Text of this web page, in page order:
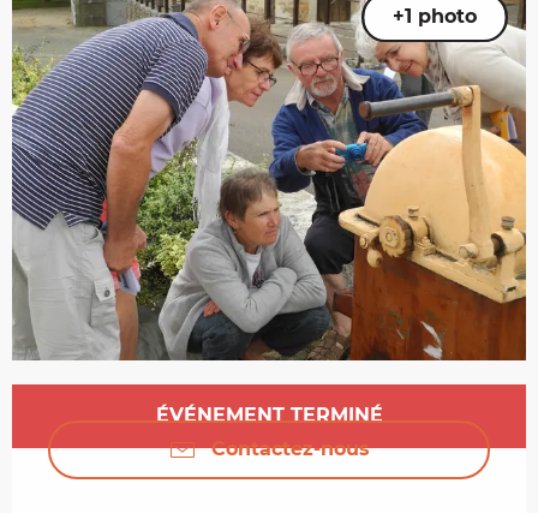
+1 photo
Ouverture et coordonnées
ÉVÉNEMENT TERMINÉ
Contactez-nous